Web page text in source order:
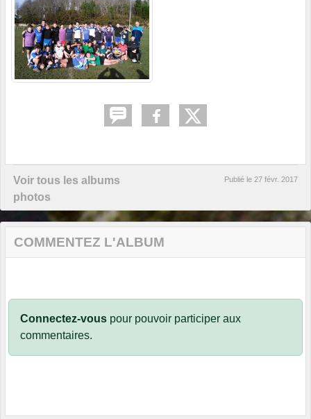
Voir tous les albums
photos
Publié le 27 févr. 2017
COMMENTEZ L'ALBUM
Connectez-vous pour pouvoir participer aux
commentaires.